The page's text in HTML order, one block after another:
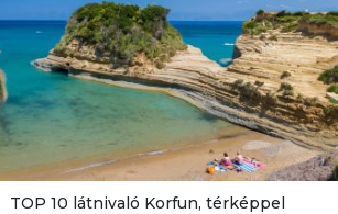
TOP 10 látnivaló Korfun, térképpel